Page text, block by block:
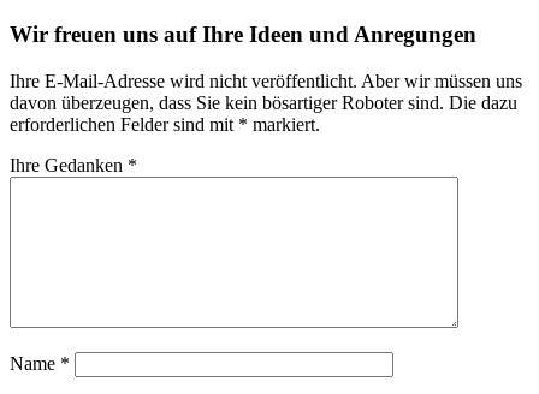
Wir freuen uns auf Ihre Ideen und Anregungen
Ihre E-Mail-Adresse wird nicht veröffentlicht. Aber wir müssen uns
davon überzeugen, dass Sie kein bösartiger Roboter sind. Die dazu
erforderlichen Felder sind mit * markiert.
Ihre Gedanken *
Name *